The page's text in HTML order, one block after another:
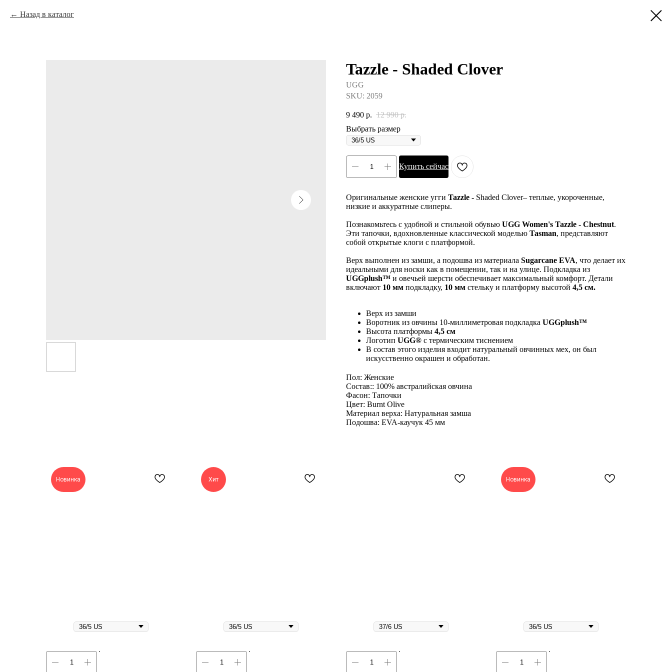
Назад в каталог
Tazzle - Shaded Clover
UGG
SKU: 2059
9 490 р. 12 990 р.
Выбрать размер
Купить сейчас
Оригинальные женские угги Tazzle - Shaded Clover– теплые, укороченные,
низкие и аккуратные слиперы.
Познакомьтесь с удобной и стильной обувью UGG Women's Tazzle - Chestnut.
Эти тапочки, вдохновленные классической моделью Tasman, представляют
собой открытые клоги с платформой.
Верх выполнен из замши, а подошва из материала Sugarcane EVA, что делает их
идеальными для носки как в помещении, так и на улице. Подкладка из
UGGplush™ и овечьей шерсти обеспечивает максимальный комфорт. Детали
включают 10 мм подкладку, 10 мм стельку и платформу высотой 4,5 см.
Верх из замши
Воротник из овчины 10-миллиметровая подкладка UGGplush™
Высота платформы 4,5 см
Логотип UGG® с термическим тиснением
В состав этого изделия входит натуральный овчинных мех, он был
искусственно окрашен и обработан.
Пол: Женские
Состав:: 100% австралийская овчина
Фасон: Тапочки
Цвет: Burnt Olive
Материал верха: Натуральная замша
Подошва: EVA-каучук 45 мм
Новинка Хит Новинка